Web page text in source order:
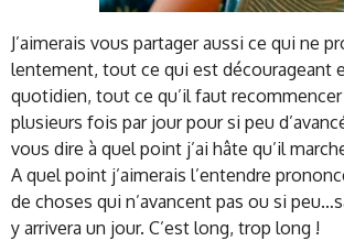
J’aimerais vous partager aussi ce qui ne
lentement, tout ce qui est décourageant
quotidien, tout ce qu’il faut
plusieurs fois par jour pour si peu
vous dire à quel point j’ai hâte qu’il
A quel point j’aimerais l’entendre
de choses qui n’avancent pas ou si
y arrivera un jour. C’est long, trop long !